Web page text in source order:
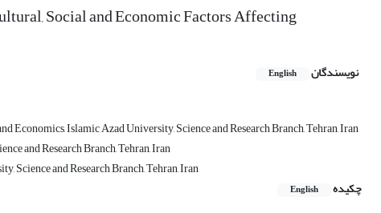
Social and Economic Factors Affecting
نویسندگان English
Islamic Azad University, Science and Research Branch, Tehran, Iran
and Research Branch, Tehran, Iran
Science and Research Branch, Tehran, Iran
چکیده
English